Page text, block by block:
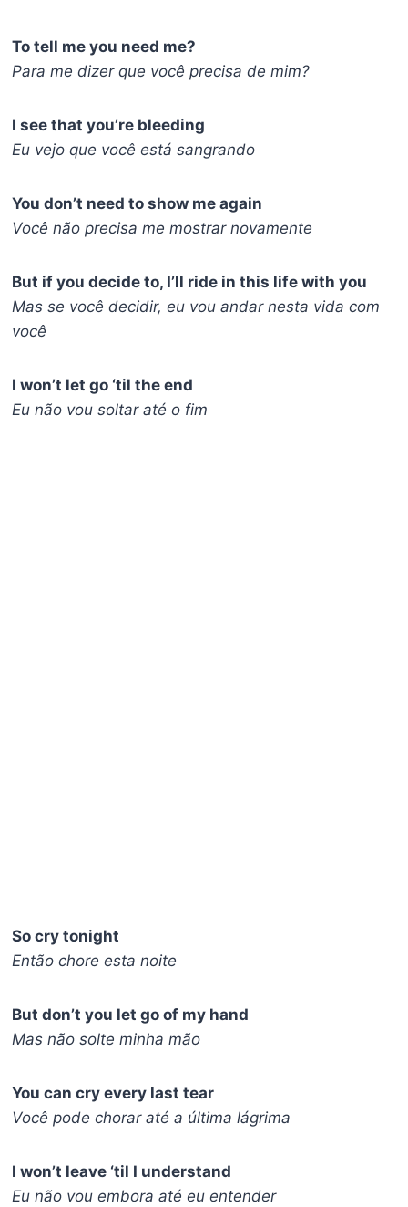
To tell me you need me?
Para me dizer que você precisa de mim?
I see that you’re bleeding
Eu vejo que você está sangrando
You don’t need to show me again
Você não precisa me mostrar novamente
But if you decide to, I’ll ride in this life with you
Mas se você decidir, eu vou andar nesta vida com
você
I won’t let go ‘til the end
Eu não vou soltar até o fim
So cry tonight
Então chore esta noite
But don’t you let go of my hand
Mas não solte minha mão
You can cry every last tear
Você pode chorar até a última lágrima
I won’t leave ‘til I understand
Eu não vou embora até eu entender